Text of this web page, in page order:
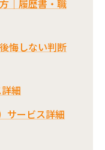
｜履歴書・職
悔しない判断
細
サービス詳細